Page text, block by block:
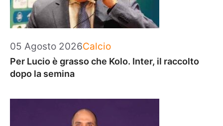
05 Agosto 2026Categorie
Calcio
Per Lucio è grasso che Kolo. Inter, il raccolto
dopo la semina